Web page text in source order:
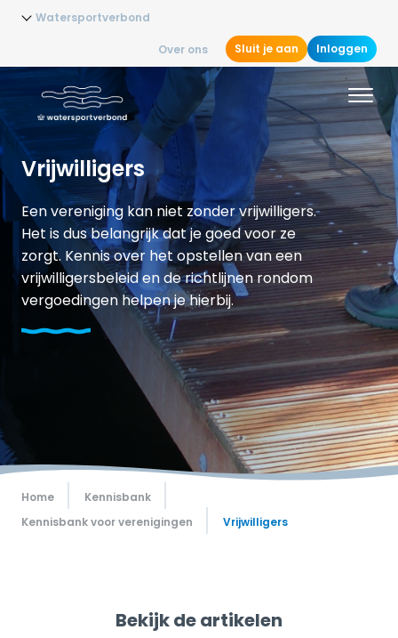
Watersportverbond
Over ons Sluit je aan Inloggen
Vrijwilligers
Een vereniging kan niet zonder vrijwilligers.
Het is dus belangrijk dat je goed voor ze
zorgt. Kennis over het opstellen van een
vrijwilligersbeleid en de richtlijnen rondom
vergoedingen helpen je hierbij.
Home
Kennisbank
Kennisbank voor verenigingen
Vrijwilligers
Bekijk de artikelen